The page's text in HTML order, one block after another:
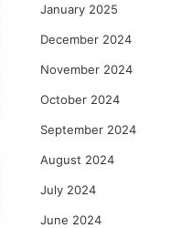
January 2025
December 2024
November 2024
October 2024
September 2024
August 2024
July 2024
June 2024